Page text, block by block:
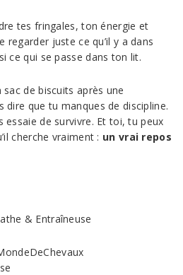
tes fringales, ton énergie et
juste ce qu’il y a dans
ce qui se passe dans ton lit.
sac de biscuits après une
dire que tu manques de discipline.
essaie de survivre. Et toi, tu peux
cherche vraiment : un vrai repos
& Entraîneuse